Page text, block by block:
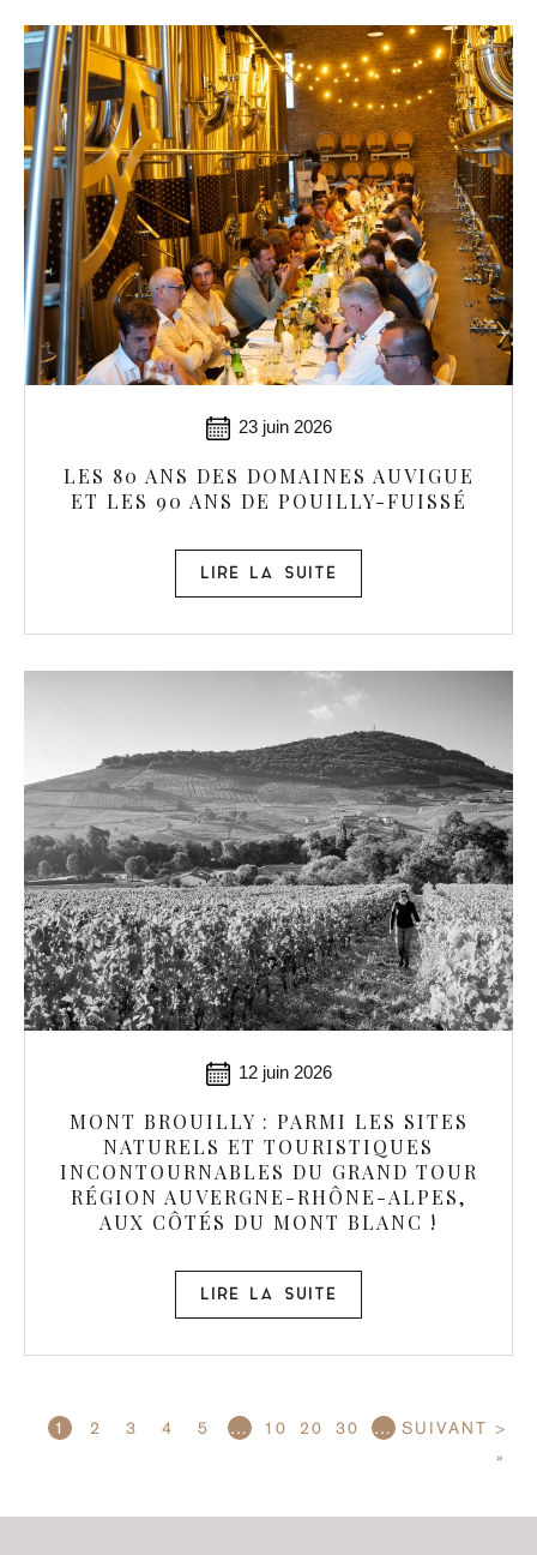
23 juin 2026
LES 80 ANS DES DOMAINES AUVIGUE
ET LES 90 ANS DE POUILLY-FUISSÉ
LIRE LA SUITE
12 juin 2026
MONT BROUILLY : PARMI LES SITES
NATURELS ET TOURISTIQUES
INCONTOURNABLES DU GRAND TOUR
RÉGION AUVERGNE-RHÔNE-ALPES,
AUX CÔTÉS DU MONT BLANC !
LIRE LA SUITE
1 2 3 4 5 … 10 20 30 …
SUIVANT >
»